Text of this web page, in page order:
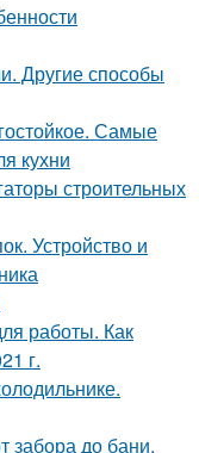
Другие способы
Самые
кухни
строительных
Устройство и
работы. Как
г.
забора до бани.